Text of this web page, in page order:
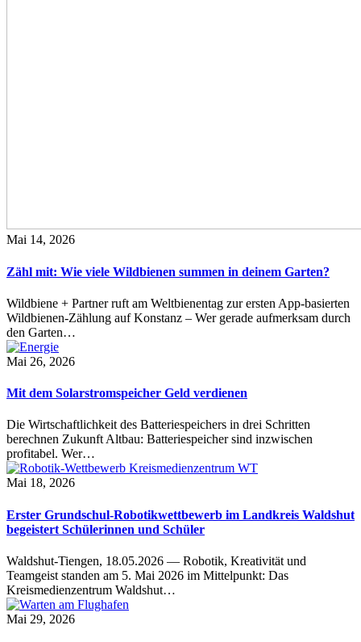
Mai 14, 2026
Zähl mit: Wie viele Wildbienen summen in deinem Garten?
Wildbiene + Partner ruft am Weltbienentag zur ersten App-basierten
Wildbienen-Zählung auf Konstanz – Wer gerade aufmerksam durch
den Garten…
Mai 26, 2026
Mit dem Solarstromspeicher Geld verdienen
Die Wirtschaftlichkeit des Batteriespeichers in drei Schritten
berechnen Zukunft Altbau: Batteriespeicher sind inzwischen
profitabel. Wer…
Mai 18, 2026
Erster Grundschul-Robotikwettbewerb im Landkreis Waldshut
begeistert Schülerinnen und Schüler
Waldshut-Tiengen, 18.05.2026 — Robotik, Kreativität und
Teamgeist standen am 5. Mai 2026 im Mittelpunkt: Das
Kreismedienzentrum Waldshut…
Mai 29, 2026